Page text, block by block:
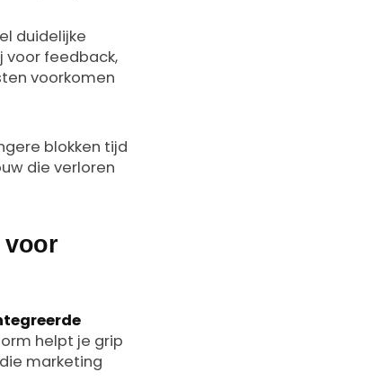
duidelijke
voor feedback,
voorkomen
blokken tijd
die verloren
voor
helpt je grip
marketing